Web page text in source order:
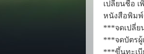
เปลี่ยนชื่อ
หนังสือพิม
***จดเปลี่
***จดบัตรผู้
***ขึ้นทะเ